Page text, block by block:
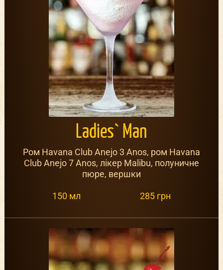
Ladies` Man
Ром Havana Club Anejo 3 Anos, ром Havana
Club Anejo 7 Anos, лікер Malibu, полуничне
пюре, вершки
150 мл 285 грн